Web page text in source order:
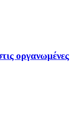
οργανωμένες